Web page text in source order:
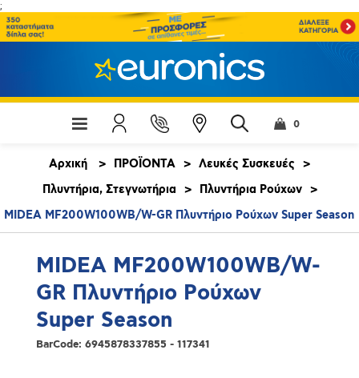
;
0
Αρχική > ΠΡΟΪΟΝΤΑ > Λευκές Συσκευές
>
Πλυντήρια, Στεγνωτήρια
> Πλυντήρια Ρούχων >
MIDEA MF200W100WB/W-GR Πλυντήριο Ρούχων Super Season
MIDEA MF200W100WB/W-
GR Πλυντήριο Ρούχων
Super Season
BarCode: 6945878337855 - 117341